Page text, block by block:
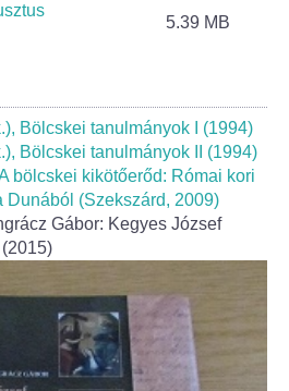
Óvoda és Bölcsőde
5.39 MB
Bölcskei tanulmányok I (1994)
Bölcskei tanulmányok II (1994)
bölcskei kikötőerőd: Római kori
Dunából (Szekszárd, 2009)
Gábor: Kegyes József